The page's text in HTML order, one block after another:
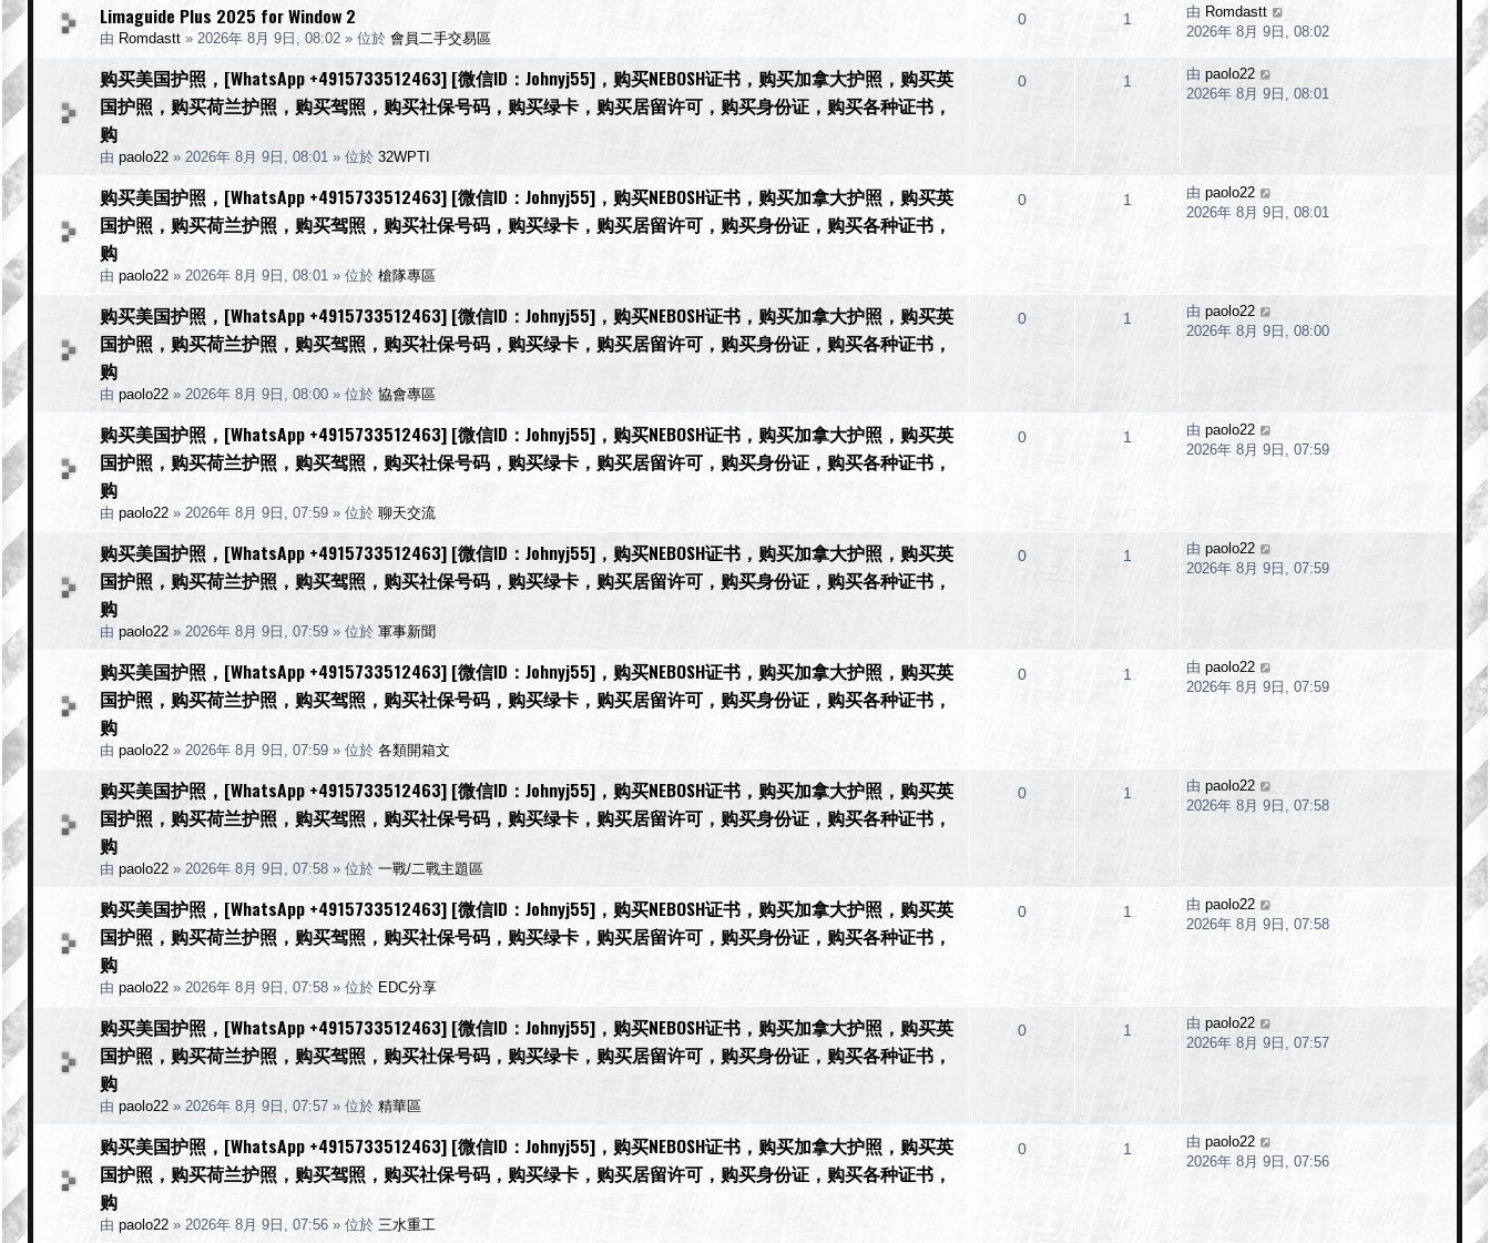
Limaguide Plus 2025 for Window 2
由 Romdastt » 2026年 8月 9日, 08:02 » 位於 會員二手交易區
0 1 由 Romdastt
2026年 8月 9日, 08:02
购买美国护照，[WhatsApp +4915733512463] [微信ID：Johnyj55]，购买NEBOSH证书，购买加拿大护照，购买英
国护照，购买荷兰护照，购买驾照，购买社保号码，购买绿卡，购买居留许可，购买身份证，购买各种证书，
购
由 paolo22 » 2026年 8月 9日, 08:01 » 位於 32WPTI
0 1 由 paolo22
2026年 8月 9日, 08:01
购买美国护照，[WhatsApp +4915733512463] [微信ID：Johnyj55]，购买NEBOSH证书，购买加拿大护照，购买英
国护照，购买荷兰护照，购买驾照，购买社保号码，购买绿卡，购买居留许可，购买身份证，购买各种证书，
购
由 paolo22 » 2026年 8月 9日, 08:01 » 位於 槍隊專區
0 1 由 paolo22
2026年 8月 9日, 08:01
购买美国护照，[WhatsApp +4915733512463] [微信ID：Johnyj55]，购买NEBOSH证书，购买加拿大护照，购买英
国护照，购买荷兰护照，购买驾照，购买社保号码，购买绿卡，购买居留许可，购买身份证，购买各种证书，
购
由 paolo22 » 2026年 8月 9日, 08:00 » 位於 協會專區
0 1 由 paolo22
2026年 8月 9日, 08:00
购买美国护照，[WhatsApp +4915733512463] [微信ID：Johnyj55]，购买NEBOSH证书，购买加拿大护照，购买英
国护照，购买荷兰护照，购买驾照，购买社保号码，购买绿卡，购买居留许可，购买身份证，购买各种证书，
购
由 paolo22 » 2026年 8月 9日, 07:59 » 位於 聊天交流
0 1 由 paolo22
2026年 8月 9日, 07:59
购买美国护照，[WhatsApp +4915733512463] [微信ID：Johnyj55]，购买NEBOSH证书，购买加拿大护照，购买英
国护照，购买荷兰护照，购买驾照，购买社保号码，购买绿卡，购买居留许可，购买身份证，购买各种证书，
购
由 paolo22 » 2026年 8月 9日, 07:59 » 位於 軍事新聞
0 1 由 paolo22
2026年 8月 9日, 07:59
购买美国护照，[WhatsApp +4915733512463] [微信ID：Johnyj55]，购买NEBOSH证书，购买加拿大护照，购买英
国护照，购买荷兰护照，购买驾照，购买社保号码，购买绿卡，购买居留许可，购买身份证，购买各种证书，
购
由 paolo22 » 2026年 8月 9日, 07:59 » 位於 各類開箱文
0 1 由 paolo22
2026年 8月 9日, 07:59
购买美国护照，[WhatsApp +4915733512463] [微信ID：Johnyj55]，购买NEBOSH证书，购买加拿大护照，购买英
国护照，购买荷兰护照，购买驾照，购买社保号码，购买绿卡，购买居留许可，购买身份证，购买各种证书，
购
由 paolo22 » 2026年 8月 9日, 07:58 » 位於 一戰/二戰主題區
0 1 由 paolo22
2026年 8月 9日, 07:58
购买美国护照，[WhatsApp +4915733512463] [微信ID：Johnyj55]，购买NEBOSH证书，购买加拿大护照，购买英
国护照，购买荷兰护照，购买驾照，购买社保号码，购买绿卡，购买居留许可，购买身份证，购买各种证书，
购
由 paolo22 » 2026年 8月 9日, 07:58 » 位於 EDC分享
0 1 由 paolo22
2026年 8月 9日, 07:58
购买美国护照，[WhatsApp +4915733512463] [微信ID：Johnyj55]，购买NEBOSH证书，购买加拿大护照，购买英
国护照，购买荷兰护照，购买驾照，购买社保号码，购买绿卡，购买居留许可，购买身份证，购买各种证书，
购
由 paolo22 » 2026年 8月 9日, 07:57 » 位於 精華區
0 1 由 paolo22
2026年 8月 9日, 07:57
购买美国护照，[WhatsApp +4915733512463] [微信ID：Johnyj55]，购买NEBOSH证书，购买加拿大护照，购买英
国护照，购买荷兰护照，购买驾照，购买社保号码，购买绿卡，购买居留许可，购买身份证，购买各种证书，
购
由 paolo22 » 2026年 8月 9日, 07:56 » 位於 三水重工
0 1 由 paolo22
2026年 8月 9日, 07:56